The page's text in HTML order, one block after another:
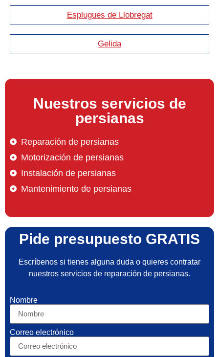
Esplugues de Llobregat
Gelida
Nuestros servicios de
persianas
Reparación de persianas
Motorización de persianas
Instalación de persianas
Mantenimiento de persianas
Pide presupuesto GRATIS
Escríbenos si tienes alguna duda o quieres contratar
nuestros servicios de reparación de persianas.
Nombre
Correo electrónico